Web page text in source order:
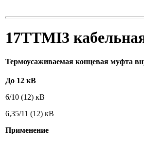
17TTMI3
Термоусаживаемая концевая муфта
До 12 кВ
6/10 (12) кВ
6,35/11 (12) кВ
Применение